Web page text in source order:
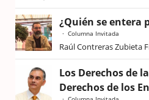
¿Quién se entera
Columna Invitada
Raúl Contreras Zubieta
Los Derechos de
Derechos de los